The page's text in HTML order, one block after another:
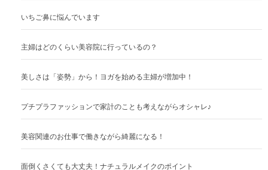
いちご鼻に悩んでいます
主婦はどのくらい美容院に行っているの？
美しさは「姿勢」から！ヨガを始める主婦が増加中！
プチプラファッションで家計のことも考えながらオシャレ♪
美容関連のお仕事で働きながら綺麗になる！
面倒くさくても大丈夫！ナチュラルメイクのポイント